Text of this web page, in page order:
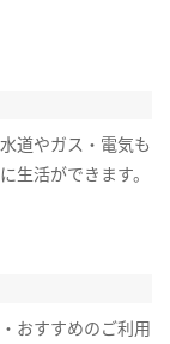
道やガス・電気も
生活ができます。
おすすめのご利用